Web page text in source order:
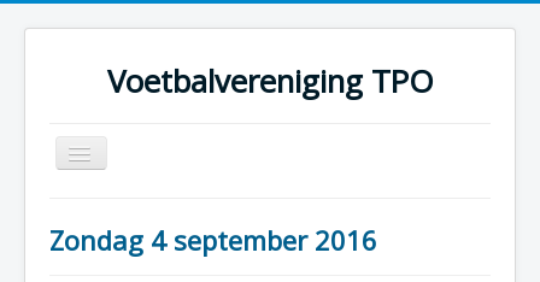
Voetbalvereniging TPO
Toggle
Navigation
Over TPO
Zondag 4 september 2016